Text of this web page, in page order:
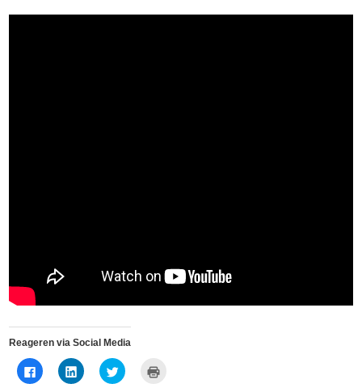
Reageren via Social Media
Klik
om
Klik
om
Klik
om